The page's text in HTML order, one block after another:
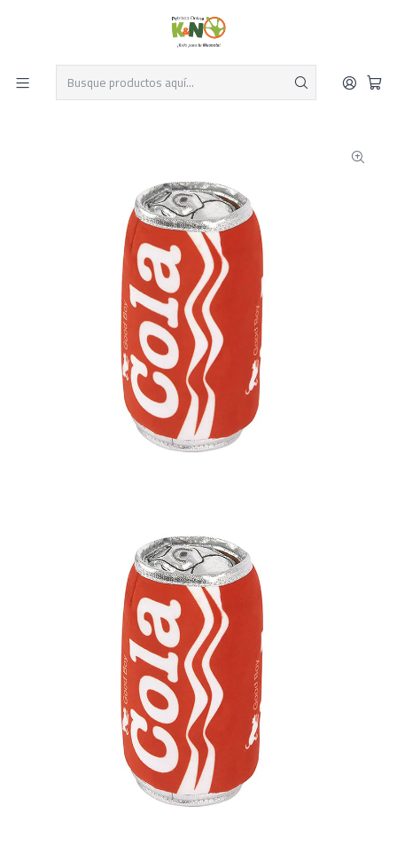
Despacho el mismo día y envío gratis por compras sobre $19.990
Leer más
Productos para Perros
Juguetes para Perros Juguete para Perro P.L.A.Y Cola Good Boy